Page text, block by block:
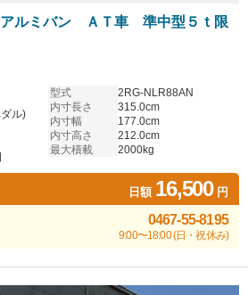
ルミバン ＡＴ車 準中型５ｔ限
ル)
型式
2RG-NLR88AN
内寸長さ
315.0cm
内寸幅
177.0cm
内寸高さ
212.0cm
最大積載
2000kg
日額 16,500円
0467-55-8195
9:00〜18:00 (日・祝休み)